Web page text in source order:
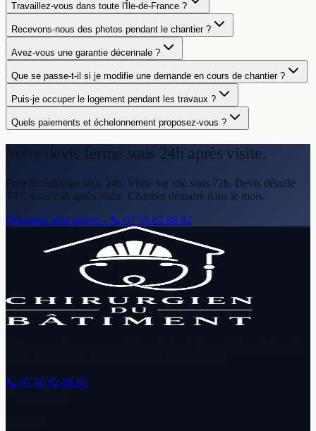
Travaillez-vous dans toute l'Île-de-France ?
Recevons-nous des photos pendant le chantier ?
Avez-vous une garantie décennale ?
Que se passe-t-il si je modifie une demande en cours de chantier ?
Puis-je occuper le logement pendant les travaux ?
Quels paiements et échelonnement proposez-vous ?
Votre devis ferme sous 24h après visite.
Premier échange sous 24h. Visite sur site sous 72h. Devis détaillé
TTC sous 24h après visite. Chantier démarré dans le mois.
Démarrer mon projet→ 📞 07 56 82 88 82
📞 07 56 82 88 82